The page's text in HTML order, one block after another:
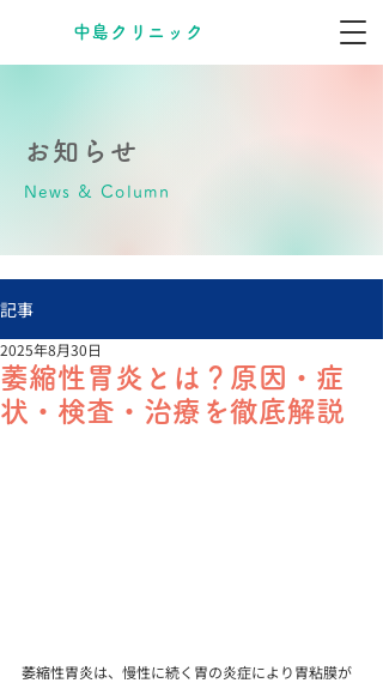
​中島クリニック
お知らせ
News & Column
記事
萎縮性胃炎とは？原因・症
状・検査・治療を徹底解説
2025年8月30日
萎縮性胃炎は、慢性に続く胃の炎症により胃粘膜が